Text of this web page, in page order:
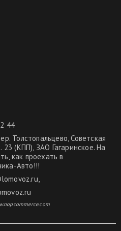
44
Толстопальцево, Советская
23 (КПП), ЗАО Гагаринское. На
как проехать в
Авто!!!
,